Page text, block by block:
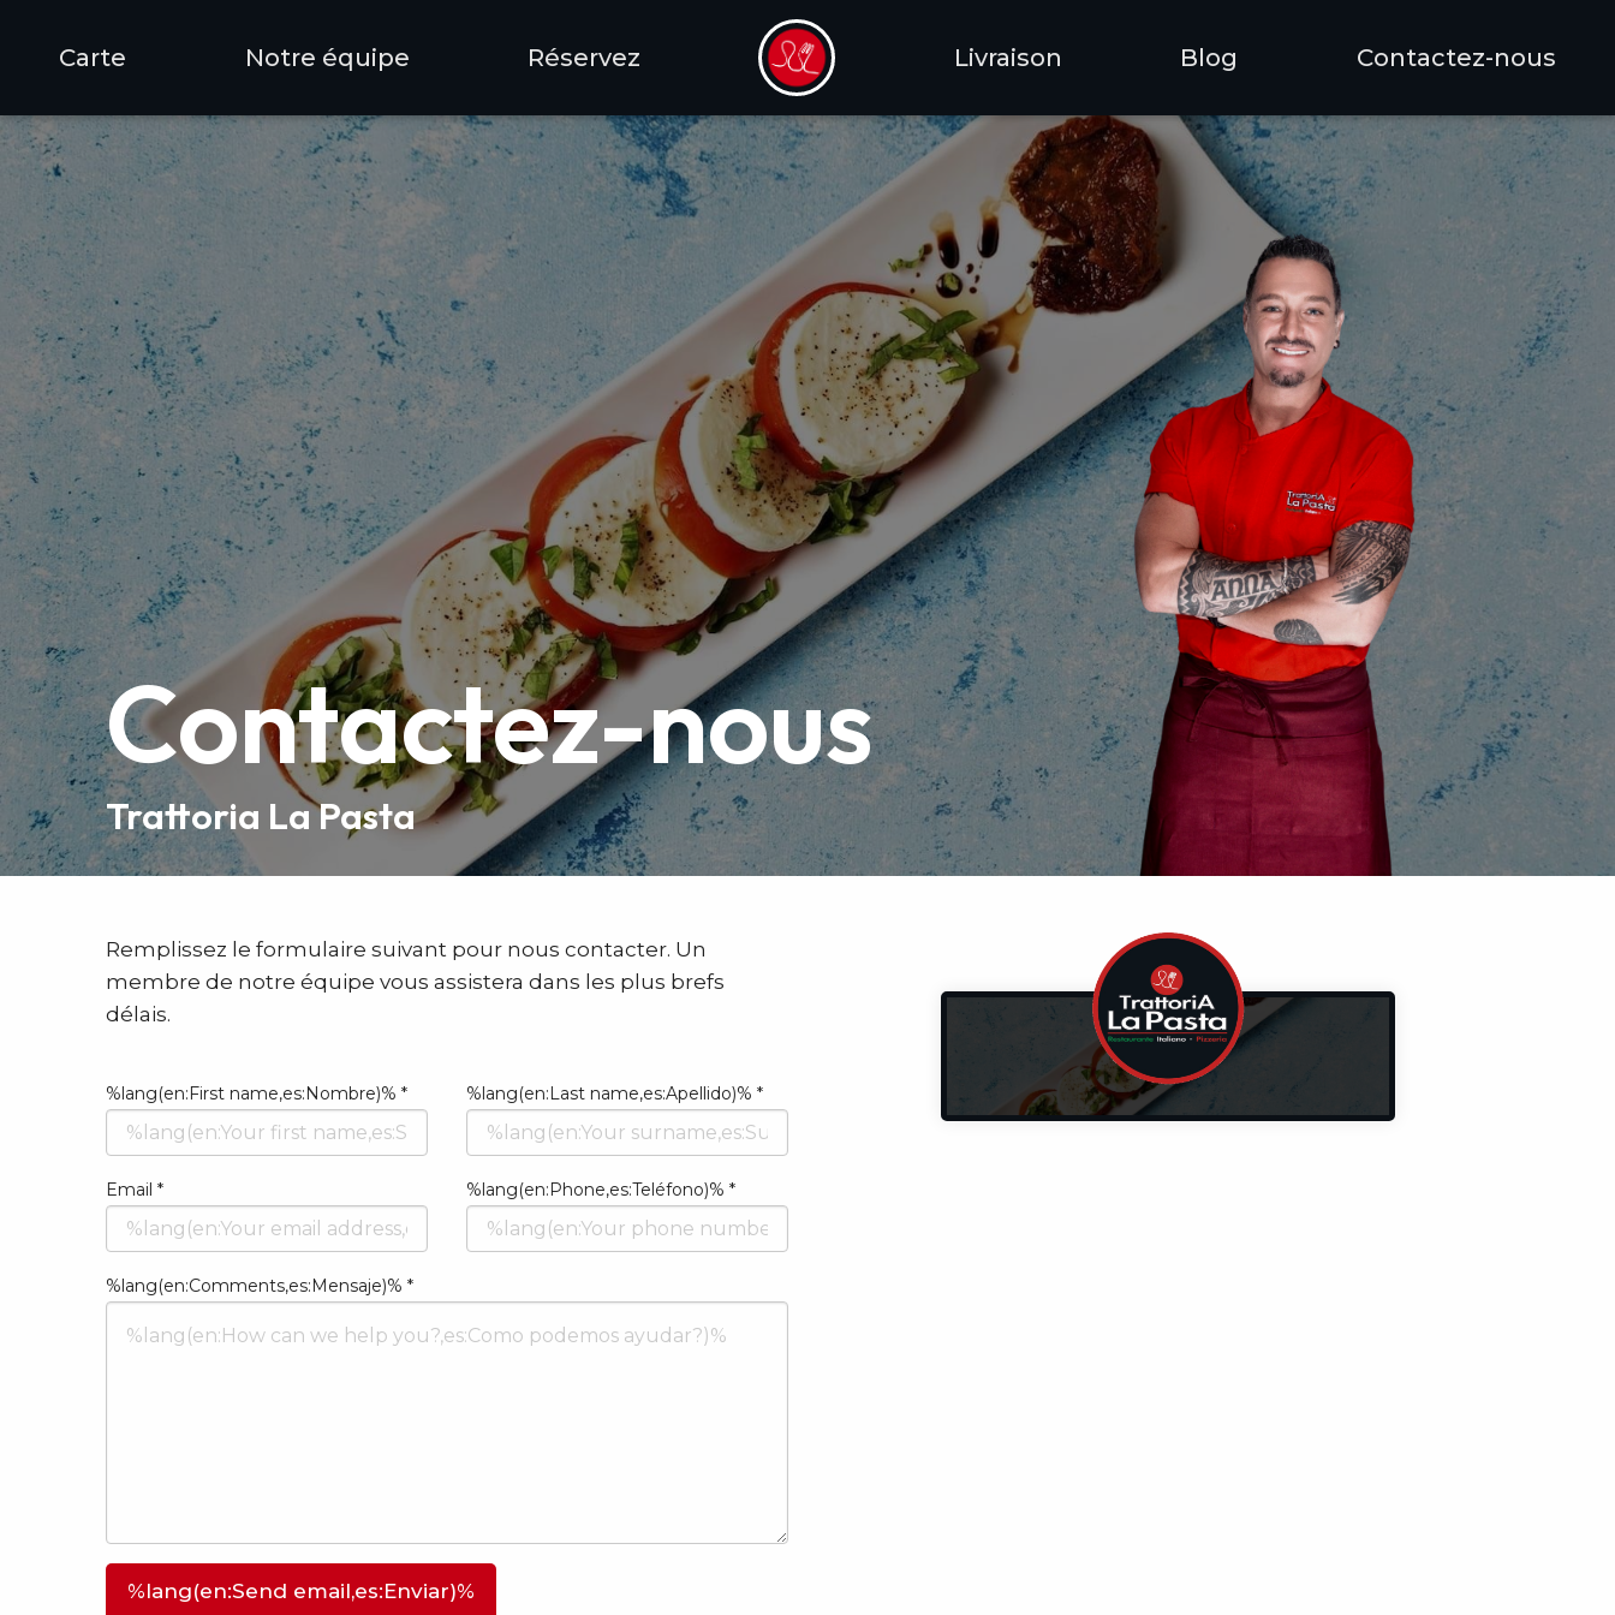
Carte Notre équipe Réservez Livraison Blog Contactez-nous
Contactez-nous
Trattoria La Pasta
Remplissez le formulaire suivant pour nous contacter. Un
membre de notre équipe vous assistera dans les plus brefs
délais.
{{sendfrom}}
%lang(en:First name,es:Nombre)% * %lang(en:Last name,es:Apellido)% *
Email * %lang(en:Phone,es:Teléfono)% *
%lang(en:Comments,es:Mensaje)% *
%lang(en:Comments,es:Mensaje)%
%lang(en:Send email,es:Enviar)%